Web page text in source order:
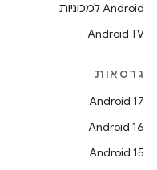
Android למכוניות
Android TV
גרסאות
Android 17
Android 16
Android 15